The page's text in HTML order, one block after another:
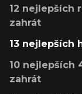
12 nejlepších
zahrát
13 nejlepších
10 nejlepších
zahrát